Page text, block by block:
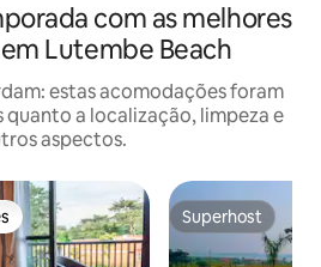
com as melhores
Lutembe Beach
estas acomodações foram
quanto a localização, limpeza e
aspectos.
Superhost
Superhost